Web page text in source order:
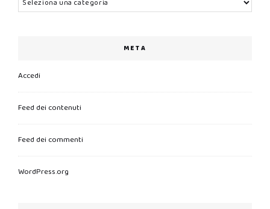
META
Accedi
Feed dei contenuti
Feed dei commenti
WordPress.org